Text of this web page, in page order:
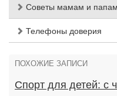
Советы мамам и папам
Телефоны доверия
ПОХОЖИЕ ЗАПИСИ
Спорт для детей: с